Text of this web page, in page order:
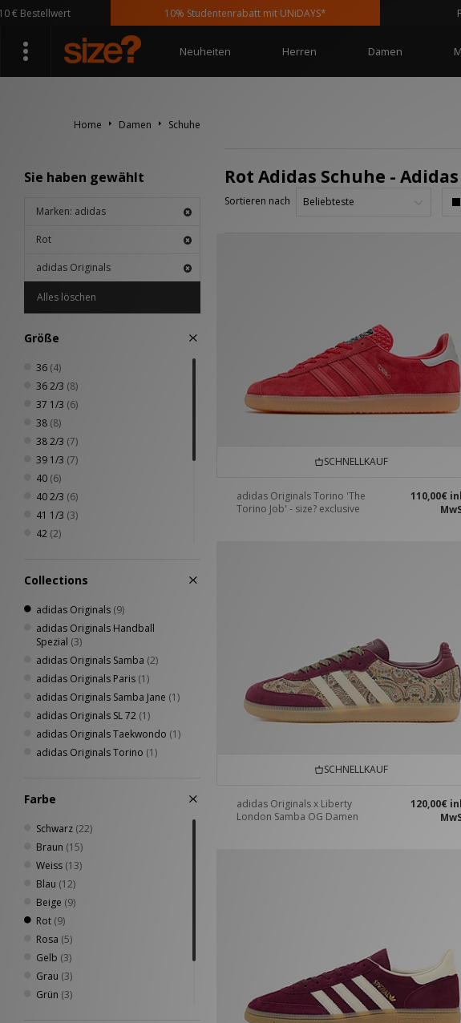
10% Studentenrabatt mit UNiDAYS*
Neuheiten Herren Damen
Home Damen Schuhe
Sie haben gewählt
Marken: adidas
Rot
adidas Originals
Alles löschen
Größe
36 (4)
36 2/3 (8)
37 1/3 (6)
38 (8)
38 2/3 (7)
39 1/3 (7)
40 (6)
40 2/3 (6)
41 1/3 (3)
42 (2)
44(1)
44 2/3(1)
45 1/3(1)
46(1)
46 2/3(1)
47 1/3(1)
Collections
adidas Originals (9)
adidas Originals Handball
Spezial (3)
adidas Originals Samba (2)
adidas Originals Paris (1)
adidas Originals Samba Jane (1)
adidas Originals SL 72 (1)
adidas Originals Taekwondo (1)
adidas Originals Torino (1)
Farbe
Schwarz (22)
Braun (15)
Weiss (13)
Blau (12)
Beige (9)
Rot (9)
Rosa (5)
Gelb (3)
Grau (3)
Grün (3)
Rot Adidas Schuhe -
Sortieren nach
SCHNELLKAUF
adidas Originals Torino 'The
Torino Job' - size? exclusive
110,00€
SCHNELLKAUF
adidas Originals x Liberty
London Samba OG Damen
120,00€